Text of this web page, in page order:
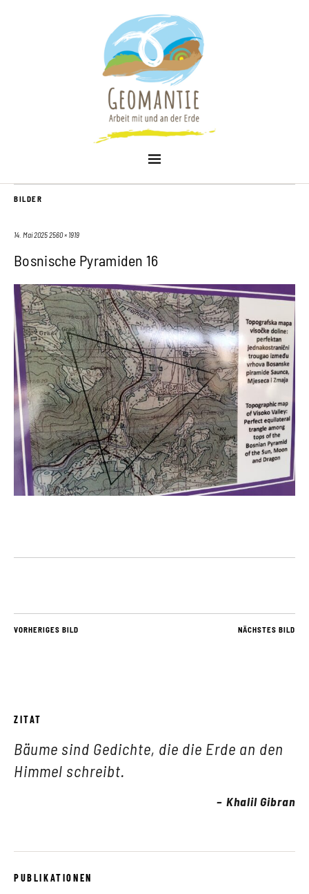
BILDER
14. Mai 2025 2560 × 1919
Bosnische Pyramiden 16
NÄCHSTES BILD
VORHERIGES BILD
ZITAT
Bäume sind Gedichte, die die Erde an den
Himmel schreibt.
Khalil Gibran
PUBLIKATIONEN